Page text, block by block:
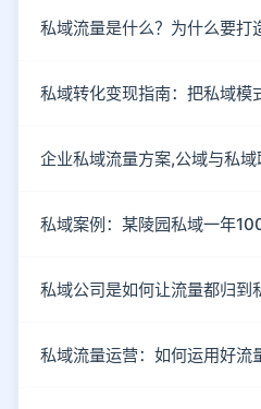
私域流量是什么？为什么要打
私域转化变现指南：把私域模
企业私域流量方案,公域与私
私域案例：某陵园私域一年
私域公司是如何让流量都归到
私域流量运营：如何运用好流